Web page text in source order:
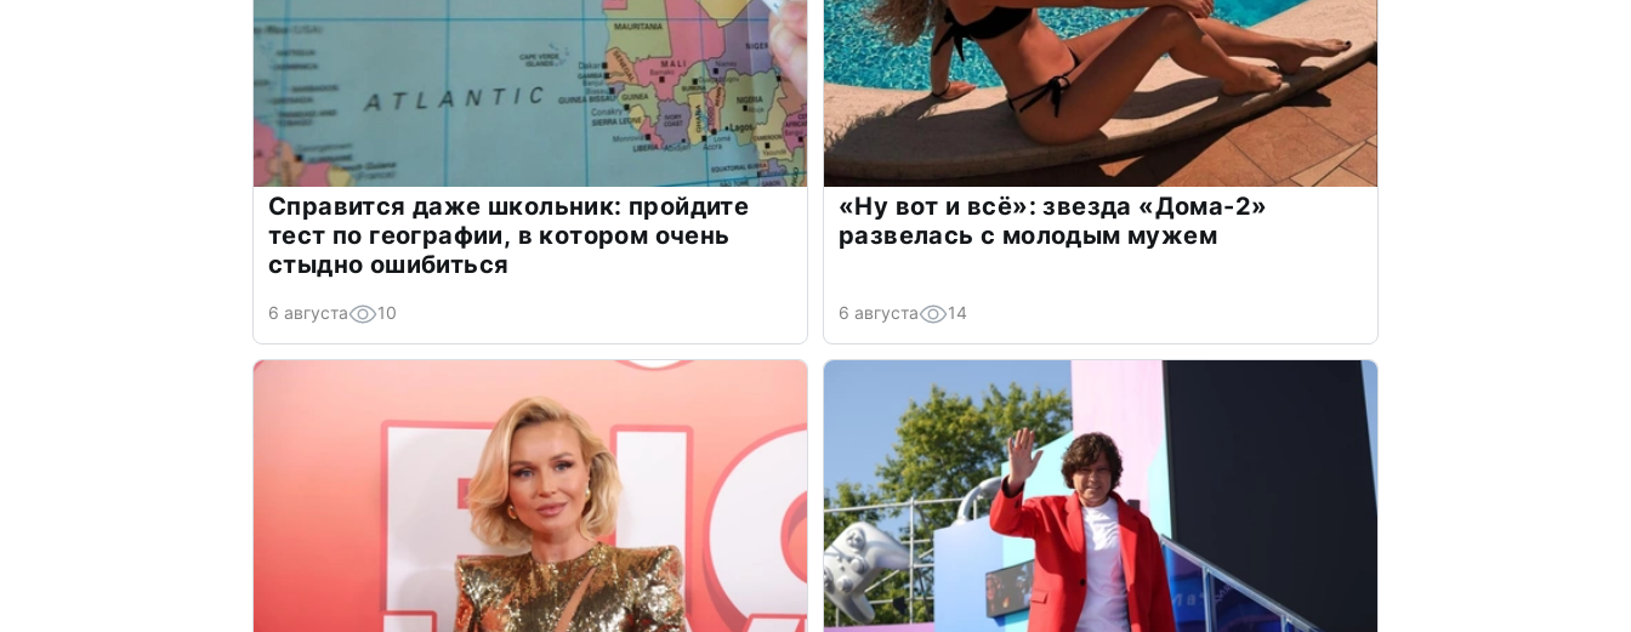
Справится даже школьник: пройдите
тест по географии, в котором очень
стыдно ошибиться
6 августа 10
«Ну вот и всё»: звезда «Дома-2»
развелась с молодым мужем
6 августа 14